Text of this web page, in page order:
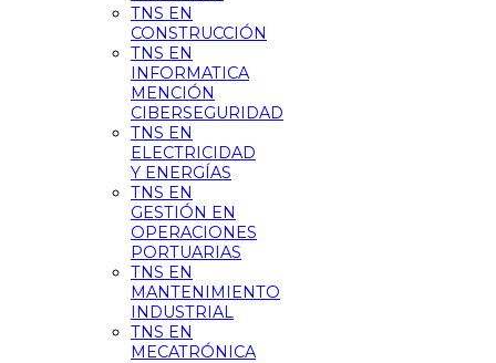
TNS EN
CONSTRUCCIÓN
TNS EN
INFORMATICA
MENCIÓN
CIBERSEGURIDAD
TNS EN
ELECTRICIDAD
Y ENERGÍAS
TNS EN
GESTIÓN EN
OPERACIONES
PORTUARIAS
TNS EN
MANTENIMIENTO
INDUSTRIAL
TNS EN
MECATRÓNICA